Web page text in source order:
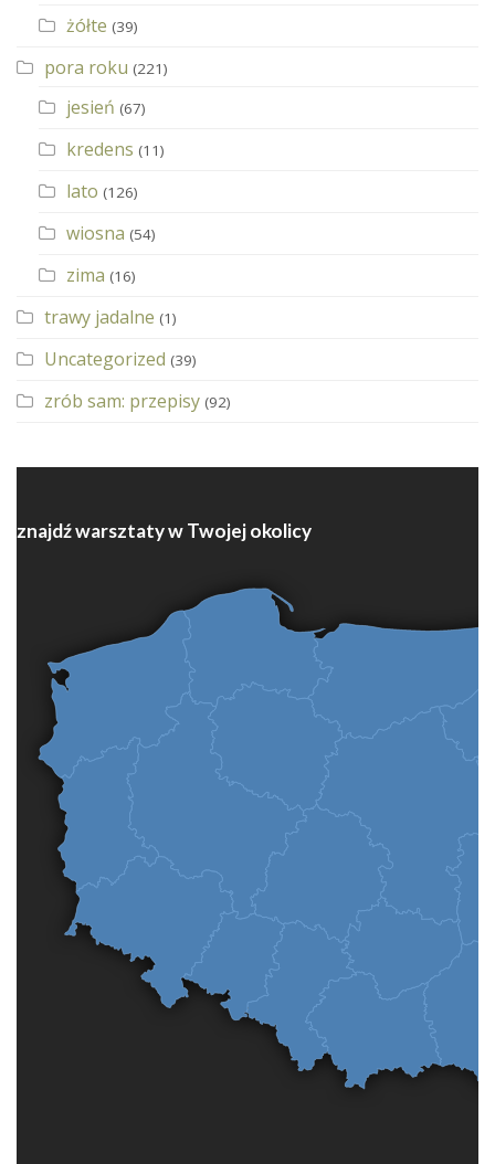
żółte (39)
pora roku (221)
jesień (67)
kredens (11)
lato (126)
wiosna (54)
zima (16)
trawy jadalne (1)
Uncategorized (39)
zrób sam: przepisy (92)
znajdź warsztaty w Twojej okolicy